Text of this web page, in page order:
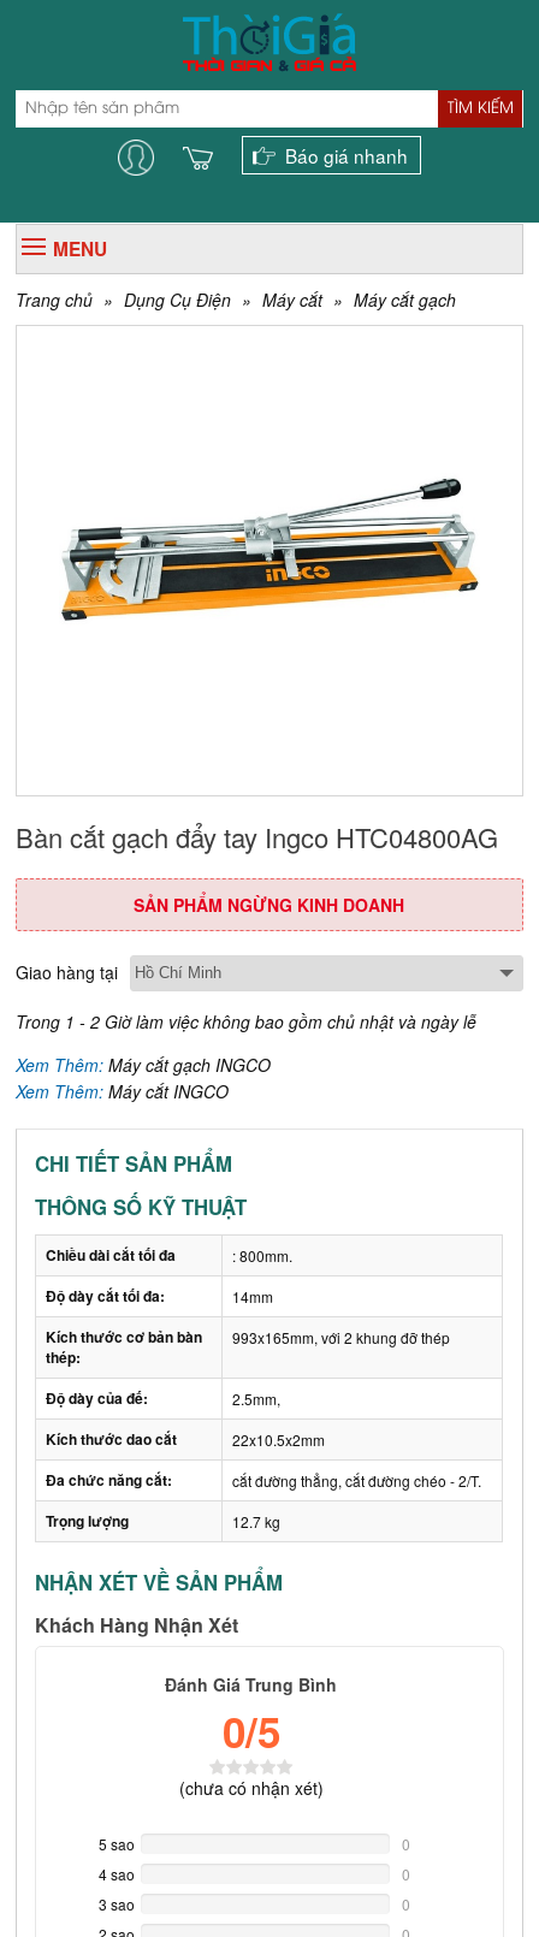
TÌM KIẾM
Báo giá nhanh
MENU
Trang chủ » Dụng Cụ Điện » Máy cắt » Máy cắt gạch
Bàn cắt gạch đẩy tay Ingco HTC04800AG
SẢN PHẨM NGỪNG KINH DOANH
Giao hàng tại
Trong 1 - 2 Giờ làm việc không bao gồm chủ nhật và ngày lễ
Xem Thêm:Máy cắt gạch INGCO
Xem Thêm:Máy cắt INGCO
CHI TIẾT SẢN PHẨM
THÔNG SỐ KỸ THUẬT
Chiều dài cắt tối đa : 800mm.
Độ dày cắt tối đa: 14mm
Kích thước cơ bản bàn
thép:
993x165mm, với 2 khung đỡ thép
Độ dày của đế: 2.5mm,
Kích thước dao cắt 22x10.5x2mm
Đa chức năng cắt: cắt đường thẳng, cắt đường chéo - 2/T.
Trọng lượng 12.7 kg
NHẬN XÉT VỀ SẢN PHẨM
Khách Hàng Nhận Xét
Đánh Giá Trung Bình
0/5
(chưa có nhận xét)
5 sao
Complete
0
4 sao
Complete
0
3 sao
Complete
0